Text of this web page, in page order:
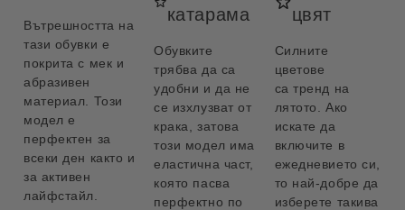
Вътрешността на
тази обувки е
покрита с мек и
абразивен
материал. Този
модел е
перфектен за
всеки ден както и
за активен
лайфстайл.
катарама
Обувките
трябва да са
удобни и да не
се изхлузват от
крака, затова
този модел има
еластична част,
която пасва
перфектно по
цвят
Силните
цветове
са тренд на
лятото. Ако
искате да
включите в
ежедневието си,
то най-добре да
изберете такива